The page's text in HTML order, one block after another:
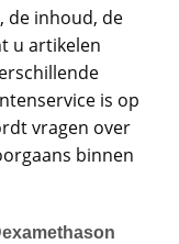
de inhoud, de
u artikelen
is op
vragen over
binnen